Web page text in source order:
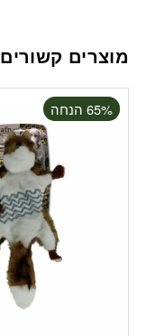
מוצרים קשורים
‫65% הנחה